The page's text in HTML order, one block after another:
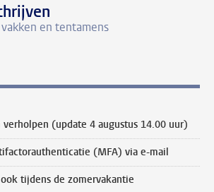
en tentamens
(update 4 augustus 14.00 uur)
(MFA) via e-mail
tijdens de zomervakantie